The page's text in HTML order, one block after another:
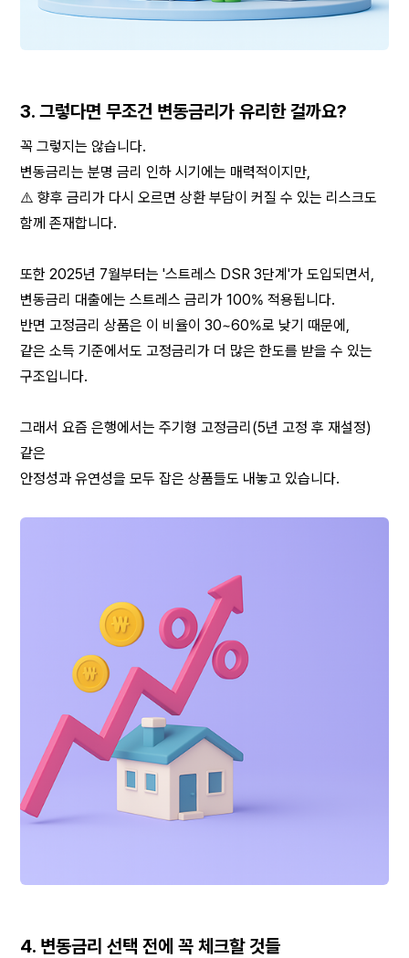
3. 그렇다면 무조건 변동금리가 유리한 걸까요?
꼭 그렇지는 않습니다.
변동금리는 분명 금리 인하 시기에는 매력적이지만,
⚠️ 향후 금리가 다시 오르면 상환 부담이 커질 수 있는 리스크도
함께 존재합니다.
또한 2025년 7월부터는 '스트레스 DSR 3단계'가 도입되면서,
변동금리 대출에는 스트레스 금리가 100% 적용됩니다.
반면 고정금리 상품은 이 비율이 30~60%로 낮기 때문에,
같은 소득 기준에서도 고정금리가 더 많은 한도를 받을 수 있는
구조입니다.
그래서 요즘 은행에서는 주기형 고정금리(5년 고정 후 재설정)
같은
안정성과 유연성을 모두 잡은 상품들도 내놓고 있습니다.
4. 변동금리 선택 전에 꼭 체크할 것들